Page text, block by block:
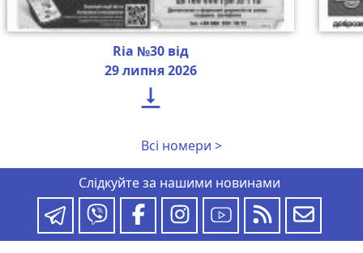
Ria №30 від
29 липня 2026

Всі номери >
Слідкуйте за нашими новинами